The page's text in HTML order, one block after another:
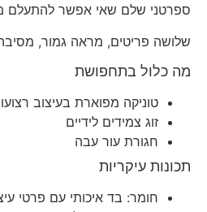
ספרטני שלם שאי אפשר להתעלם
שלושה פריטים, מראה גמור,
מה כלול בתחפושת
טוניקה מפוארת בעיצוב
זוג צמידים לידיים
חגורת עור עבה
תכונות עיקריות
חומר: בד איכותי עם פרטי